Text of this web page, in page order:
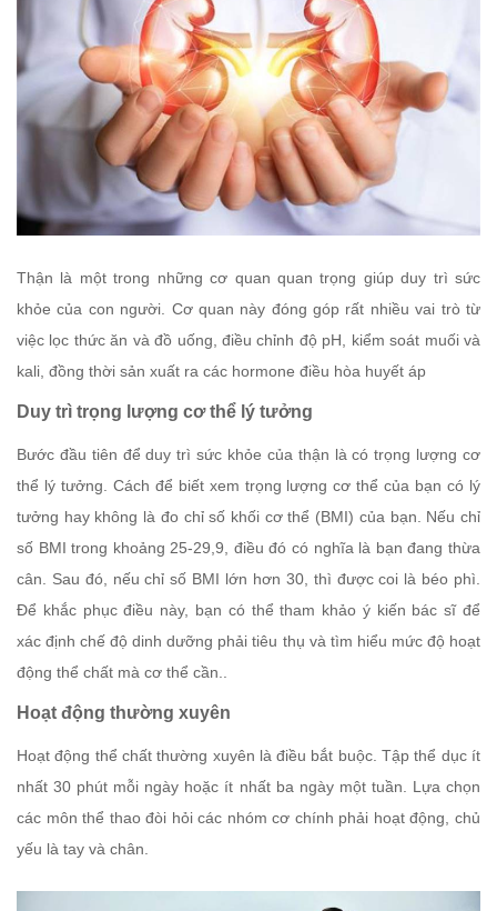
Thận là một trong những cơ quan quan trọng giúp duy trì sức
khỏe của con người. Cơ quan này đóng góp rất nhiều vai trò từ
việc lọc thức ăn và đồ uống, điều chỉnh độ pH, kiểm soát muối và
kali, đồng thời sản xuất ra các hormone điều hòa huyết áp
Duy trì trọng lượng cơ thể lý tưởng
Bước đầu tiên để duy trì sức khỏe của thận là có trọng lượng cơ
thể lý tưởng. Cách để biết xem trọng lượng cơ thể của bạn có lý
tưởng hay không là đo chỉ số khối cơ thể (BMI) của bạn. Nếu chỉ
số BMI trong khoảng 25-29,9, điều đó có nghĩa là bạn đang thừa
cân. Sau đó, nếu chỉ số BMI lớn hơn 30, thì được coi là béo phì.
Để khắc phục điều này, bạn có thể tham khảo ý kiến bác sĩ để
xác định chế độ dinh dưỡng phải tiêu thụ và tìm hiểu mức độ hoạt
động thể chất mà cơ thể cần..
Hoạt động thường xuyên
Hoạt động thể chất thường xuyên là điều bắt buộc. Tập thể dục ít
nhất 30 phút mỗi ngày hoặc ít nhất ba ngày một tuần. Lựa chọn
các môn thể thao đòi hỏi các nhóm cơ chính phải hoạt động, chủ
yếu là tay và chân.